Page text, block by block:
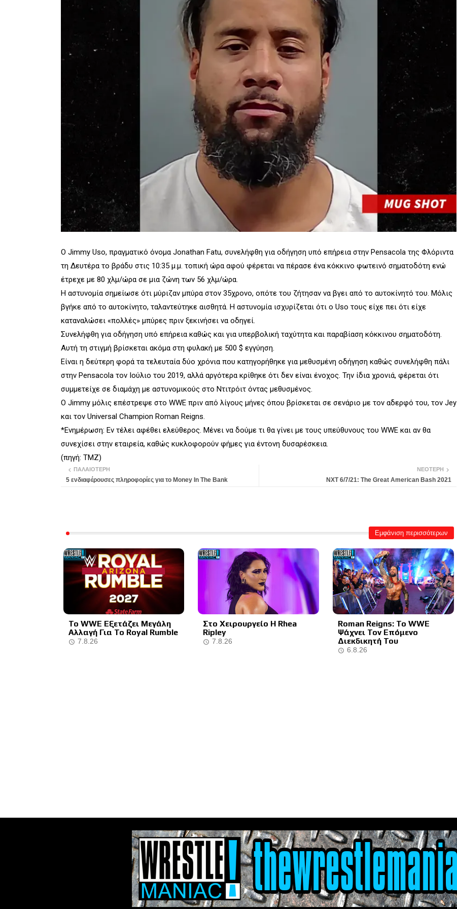
Ο Jimmy Uso, πραγματικό όνομα Jonathan Fatu, συνελήφθη για οδήγηση υπό επήρεια στην Pensacola της Φλόριντα
τη Δευτέρα το βράδυ στις 10:35 μ.μ. τοπική ώρα αφού φέρεται να πέρασε ένα κόκκινο φωτεινό σηματοδότη ενώ
έτρεχε με 80 χλμ/ώρα σε μια ζώνη των 56 χλμ/ώρα.
Η αστυνομία σημείωσε ότι μύριζαν μπύρα στον 35χρονο, οπότε του ζήτησαν να βγει από το αυτοκίνητό του. Μόλις
βγήκε από το αυτοκίνητο, ταλαντεύτηκε αισθητά. Η αστυνομία ισχυρίζεται ότι ο Uso τους είχε πει ότι είχε
καταναλώσει «πολλές» μπύρες πριν ξεκινήσει να οδηγεί.
Συνελήφθη για οδήγηση υπό επήρεια καθώς και για υπερβολική ταχύτητα και παραβίαση κόκκινου σηματοδότη.
Αυτή τη στιγμή βρίσκεται ακόμα στη φυλακή με 500 $ εγγύηση.
Είναι η δεύτερη φορά τα τελευταία δύο χρόνια που κατηγορήθηκε για μεθυσμένη οδήγηση καθώς συνελήφθη πάλι
στην Pensacola τον Ιούλιο του 2019, αλλά αργότερα κρίθηκε ότι δεν είναι ένοχος. Την ίδια χρονιά, φέρεται ότι
συμμετείχε σε διαμάχη με αστυνομικούς στο Ντιτρόιτ όντας μεθυσμένος.
Ο Jimmy μόλις επέστρεψε στο WWE πριν από λίγους μήνες όπου βρίσκεται σε σενάριο με τον αδερφό του, τον Jey
και τον Universal Champion Roman Reigns.
*Ενημέρωση: Εν τέλει αφέθει ελεύθερος. Μένει να δούμε τι θα γίνει με τους υπεύθυνους του WWE και αν θα
συνεχίσει στην εταιρεία, καθώς κυκλοφορούν φήμες για έντονη δυσαρέσκεια.
(πηγή: TMZ)
ΝΕΌΤΕΡΗ
NXT 6/7/21: The Great American Bash 2021
ΠΑΛΑΙΌΤΕΡΗ
5 ενδιαφέρουσες πληροφορίες για το Money In The Bank
Εμφάνιση περισσότερων
Το WWE Εξετάζει Μεγάλη
Αλλαγή Για Το Royal Rumble
7.8.26
Στο Χειρουργείο Η Rhea
Ripley
7.8.26
Roman Reigns: Το WWE
Ψάχνει Τον Επόμενο
Διεκδικητή Του
6.8.26